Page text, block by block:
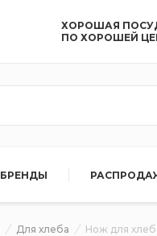
ХОРОШАЯ
ПО ХОРОШЕЙ
БРЕНДЫ
Для хлеба Нож для